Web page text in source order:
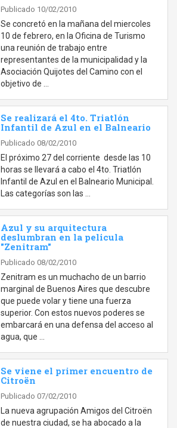
Publicado 10/02/2010
Se concretó en la mañana del miercoles
10 de febrero, en la Oficina de Turismo
una reunión de trabajo entre
representantes de la municipalidad y la
Asociación Quijotes del Camino con el
objetivo de …
Se realizará el 4to. Triatlón
Infantil de Azul en el Balneario
Publicado 08/02/2010
El próximo 27 del corriente desde las 10
horas se llevará a cabo el 4to. Triatlón
Infantil de Azul en el Balneario Municipal.
Las categorías son las …
Azul y su arquitectura
deslumbran en la pelicula
"Zenitram"
Publicado 08/02/2010
Zenitram es un muchacho de un barrio
marginal de Buenos Aires que descubre
que puede volar y tiene una fuerza
superior. Con estos nuevos poderes se
embarcará en una defensa del acceso al
agua, que …
Se viene el primer encuentro de
Citroën
Publicado 07/02/2010
La nueva agrupación Amigos del Citroën
de nuestra ciudad, se ha abocado a la